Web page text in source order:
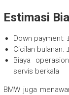
Estimasi
Down payment:
Cicilan bulanan:
Biaya
servis berkala
BMW juga